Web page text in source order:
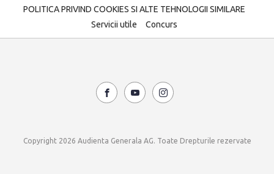
POLITICA PRIVIND COOKIES SI ALTE TEHNOLOGII SIMILARE
Servicii utile
Concurs
Copyright 2026 Audienta Generala AG. Toate Drepturile rezervate